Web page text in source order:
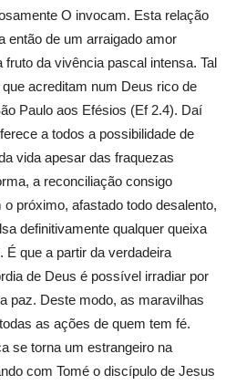
O invocam. Esta relação
então de um arraigado amor
da vivência pascal intensa. Tal
acreditam num Deus rico de
Paulo aos Efésios (Ef 2.4). Daí
a todos a possibilidade de
vida apesar das fraquezas
a reconciliação consigo
próximo, afastado todo desalento,
definitivamente qualquer queixa
É que a partir da verdadeira
de Deus é possível irradiar por
paz. Deste modo, as maravilhas
as ações de quem tem fé.
se torna um estrangeiro na
com Tomé o discípulo de Jesus